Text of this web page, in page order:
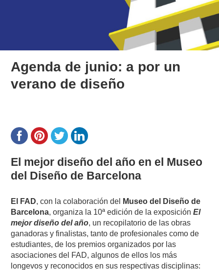
Agenda de junio: a por un
verano de diseño
El mejor diseño del año en el Museo
del Diseño de Barcelona
El FAD, con la colaboración del
Museo del Diseño de
Barcelona, organiza la 10ª edición de la exposiciónEl
mejor diseño del año, un recopilatorio de las obras
ganadoras y finalistas, tanto de profesionales como de
estudiantes, de los premios organizados por las
asociaciones del FAD, algunos de ellos los más
longevos y reconocidos en sus respectivas disciplinas: